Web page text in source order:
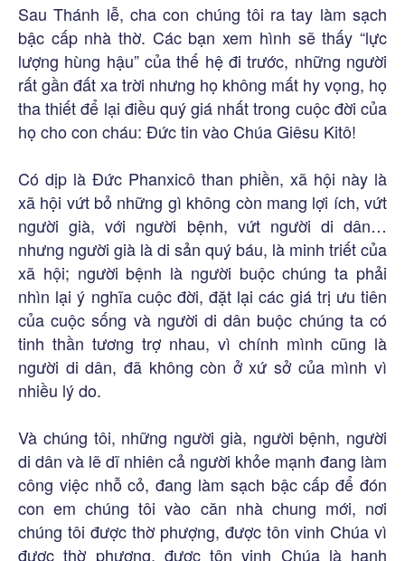
Sau Thánh lễ, cha con chúng tôi ra tay làm sạch
bậc cấp nhà thờ. Các bạn xem hình sẽ thấy “lực
lượng hùng hậu” của thế hệ đi trước, những người
rất gần đất xa trời nhưng họ không mất hy vọng, họ
tha thiết để lại điều quý giá nhất trong cuộc đời của
họ cho con cháu: Đức tin vào Chúa Giêsu Kitô!
Có dịp là Đức Phanxicô than phiền, xã hội này là
xã hội vứt bỏ những gì không còn mang lợi ích, vứt
người già, với người bệnh, vứt người di dân…
nhưng người già là di sản quý báu, là minh triết của
xã hội; người bệnh là người buộc chúng ta phải
nhìn lại ý nghĩa cuộc đời, đặt lại các giá trị ưu tiên
của cuộc sống và người di dân buộc chúng ta có
tinh thần tương trợ nhau, vì chính mình cũng là
người di dân, đã không còn ở xứ sở của mình vì
nhiều lý do.
Và chúng tôi, những người già, người bệnh, người
di dân và lẽ dĩ nhiên cả người khỏe mạnh đang làm
công việc nhỗ cỏ, đang làm sạch bậc cấp để đón
con em chúng tôi vào căn nhà chung mới, nơi
chúng tôi được thờ phượng, được tôn vinh Chúa vì
được thờ phượng, được tôn vinh Chúa là hạnh